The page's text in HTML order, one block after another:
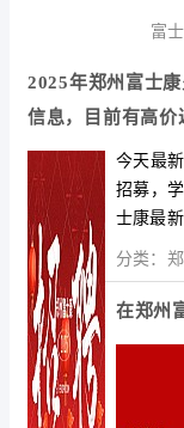
富
2025年郑州富士
信息，目前有高价
今天最
招募，
士康最
分类：
在郑州